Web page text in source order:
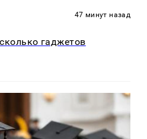
47 минут назад
гаджетов